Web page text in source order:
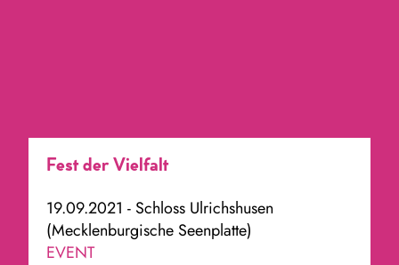
Fest der Vielfalt
19.09.2021 - Schloss Ulrichshusen
(Mecklenburgische Seenplatte)
EVENT